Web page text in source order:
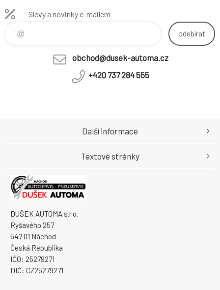
Slevy a novinky e-mailem
odebírat
obchod@dusek-automa.cz
+420 737 284 555
DUŠEK AUTOMA s.r.o.
Ryšavého 257
547 01 Náchod
Česká Republika
IČO: 25279271
DIČ: CZ25279271
Další informace
Textové stránky